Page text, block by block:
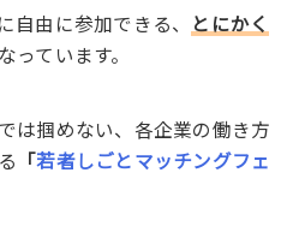
自由に参加できる、
とにかく
っています。
は掴めない、各企業の働き方
「若者しごとマッチングフェ